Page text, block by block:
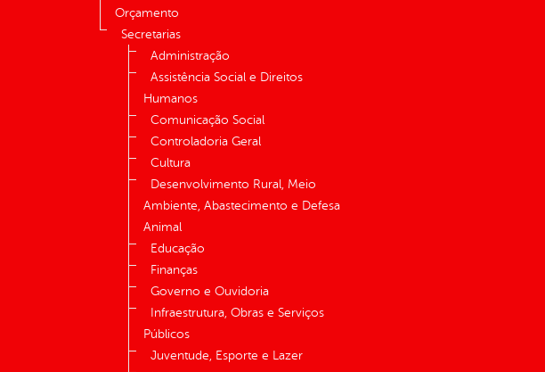
Orçamento
Secretarias
Administração
Assistência Social e Direitos
Humanos
Comunicação Social
Controladoria Geral
Cultura
Desenvolvimento Rural, Meio
Ambiente, Abastecimento e Defesa
Animal
Educação
Finanças
Governo e Ouvidoria
Infraestrutura, Obras e Serviços
Públicos
Juventude, Esporte e Lazer